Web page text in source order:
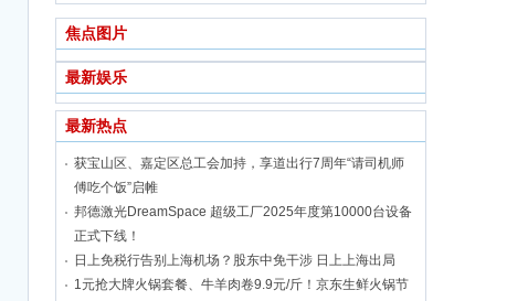
焦点图片
最新娱乐
最新热点
获宝山区、嘉定区总工会加持，享道出行7周年“请司机师
傅吃个饭”启帷
邦德激光DreamSpace 超级工厂2025年度第10000台设备
正式下线！
日上免税行告别上海机场？股东中免干涉 日上上海出局
1元抢大牌火锅套餐、牛羊肉卷9.9元/斤！京东生鲜火锅节